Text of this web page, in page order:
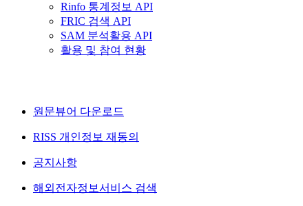
Rinfo 통계정보 API
FRIC 검색 API
SAM 분석활용 API
활용 및 참여 현황
원문뷰어 다운로드
RISS 개인정보 재동의
공지사항
해외전자정보서비스 검색